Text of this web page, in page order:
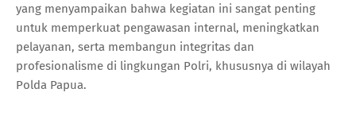
yang menyampaikan bahwa kegiatan ini sangat penting
untuk memperkuat pengawasan internal, meningkatkan
pelayanan, serta membangun integritas dan
profesionalisme di lingkungan Polri, khususnya di wilayah
Polda Papua.